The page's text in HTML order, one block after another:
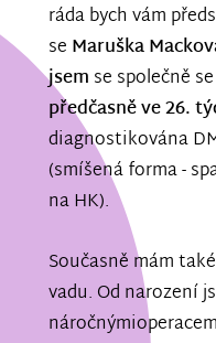
ráda bych vám
se Maruška
jsem se společně
předčasně ve 26.
diagnostikována
(smíšená forma -
na HK).
Současně mám
vadu. Od narození